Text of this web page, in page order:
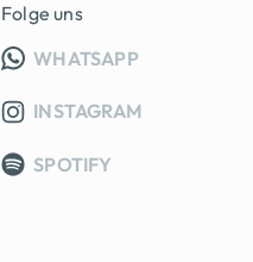
Folge uns
WHATSAPPINFO
INSTAGRAM
SPOTIFY